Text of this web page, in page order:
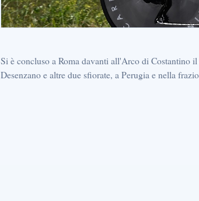
Si è concluso a Roma davanti all'Arco di
Desenzano e altre due sfiorate, a Perugia e nella